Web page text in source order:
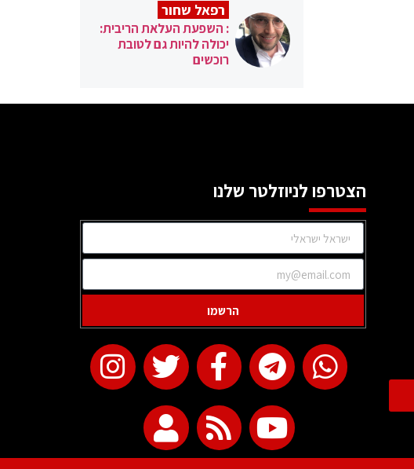
רפאל שחור
: השפעת העלאת הריבית:
יכולה להיות גם לטובת
רוכשים
הצטרפו לניוזלטר שלנו
הרשמו